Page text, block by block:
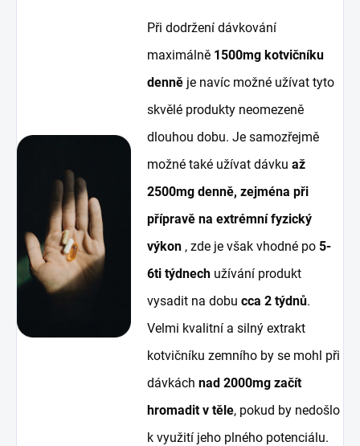
Při dodržení dávkování
maximálně 1500mg kotvičníku
denně je navíc možné užívat tyto
skvělé produkty neomezeně
dlouhou dobu. Je samozřejmě
možné také užívat dávkuaž
2500mg denně, zejména při
přípravě na extrémní fyzický
výkon , zde je však vhodné po 5-
6ti týdnech užívání produkt
vysadit na dobu cca 2 týdnů.
Velmi kvalitní a silný extrakt
kotvičníku zemního by se mohl při
dávkáchnad 2000mg začít
hromadit v těle, pokud by nedošlo
k využití jeho plného potenciálu.